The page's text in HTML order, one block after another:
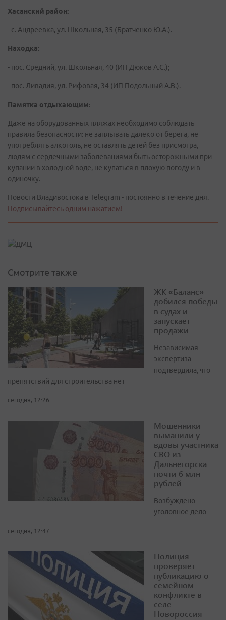
Хасанский район:
- с. Андреевка, ул. Школьная, 35 (Братченко Ю.А.).
Находка:
- пос. Средний, ул. Школьная, 40 (ИП Дюков А.С.);
- пос. Ливадия, ул. Рифовая, 34 (ИП Подольный А.В.).
Памятка отдыхающим:
Даже на оборудованных пляжах необходимо соблюдать
правила безопасности: не заплывать далеко от берега, не
употреблять алкоголь, не оставлять детей без присмотра,
людям с сердечными заболеваниями быть осторожными при
купании в холодной воде, не купаться в плохую погоду и в
одиночку.
Новости Владивостока в Telegram - постоянно в течение дня.
Подписывайтесь одним нажатием!
Смотрите также
ЖК «Баланс»
добился победы
в судах и
запускает
продажи
Независимая
экспертиза
подтвердила, что
препятствий для строительства нет
сегодня, 12:26
Мошенники
выманили у
вдовы участника
СВО из
Дальнегорска
почти 6 млн
рублей
Возбуждено
уголовное дело
сегодня, 12:47
Полиция
проверяет
публикацию о
семейном
конфликте в
селе
Новороссия